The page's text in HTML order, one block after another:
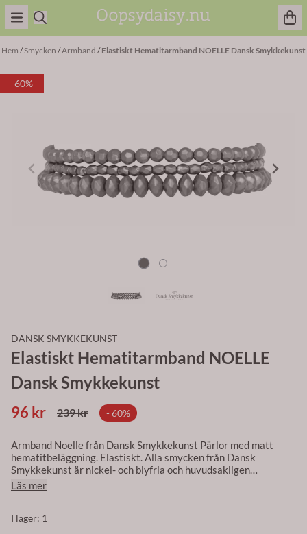
Hoppa till innehåll
Hem /Smycken /Armband /Elastiskt Hematitarmband NOELLE Dansk Smykkekunst
-60%
DANSK SMYKKEKUNST
Elastiskt Hematitarmband NOELLE
Dansk Smykkekunst
96 kr 239 kr - 60%
Armband Noelle från Dansk Smykkekunst Pärlor med matt
hematitbeläggning. Elastiskt. Alla smycken från Dansk
Smykkekunst är nickel- och blyfria och huvudsakligen
framställda av mässing, som är belagt med 14-karat guld,
sterling silver, hematit eller rhodium.
Läs mer
I lager: 1